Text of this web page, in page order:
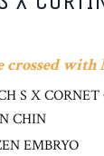
crossed with
S X
CHIN
EMBRYO